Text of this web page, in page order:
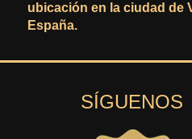
ubicación en la ciudad de
España.
SÍGUENOS